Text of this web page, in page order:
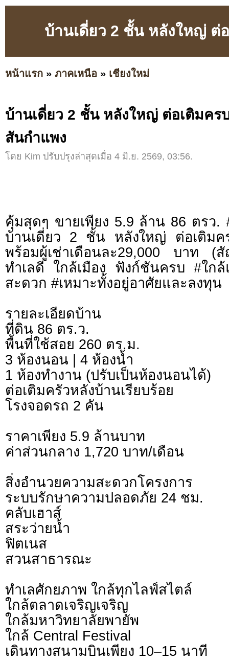
บ้านเดี่ยว 2 ชั้น หลังใหญ่ ต่
หน้าแรก » ภาคเหนือ » เชียงใหม่
บ้านเดี่ยว 2 ชั้น หลังใหญ่ ต่อเติมคร
สันกำแพง
โดย Kim ปรับปรุงล่าสุดเมื่อ 4 มิ.ย. 2569, 03:56.
คุ้มสุดๆ ขายเพียง 5.9 ล้าน 86 ตรว.
บ้านเดี่ยว 2 ชั้น หลังใหญ่ ต่อเติม
พร้อมผู้เช่าเดือนละ29,000 บาท
ทำเลดี ใกล้เมือง ฟังก์ชันครบ #ใก
สะดวก #เหมาะทั้งอยู่อาศัยและลงทุน
รายละเอียดบ้าน
ที่ดิน 86 ตร.ว.
พื้นที่ใช้สอย 260 ตร.ม.
3 ห้องนอน | 4 ห้องน้ำ
1 ห้องทำงาน (ปรับเป็นห้องนอนได้)
ต่อเติมครัวหลังบ้านเรียบร้อย
โรงจอดรถ 2 คัน
ราคาเพียง 5.9 ล้านบาท
ค่าส่วนกลาง 1,720 บาท/เดือน
สิ่งอำนวยความสะดวกโครงการ
ระบบรักษาความปลอดภัย 24 ชม.
คลับเฮาส์
สระว่ายน้ำ
ฟิตเนส
สวนสาธารณะ
ทำเลศักยภาพ ใกล้ทุกไลฟ์สไตล์
ใกล้ตลาดเจริญเจริญ
ใกล้มหาวิทยาลัยพายัพ
ใกล้ Central Festival
เดินทางสนามบินเพียง 10–15 นาที